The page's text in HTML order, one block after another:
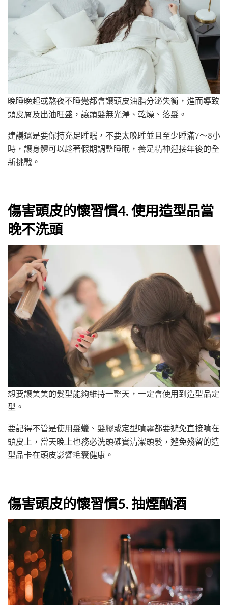
晚睡晚起或熬夜不睡覺都會讓頭皮油脂分泌失衡，進而導致
頭皮屑及出油旺盛，讓頭髮無光澤、乾燥、落髮。
建議還是要保持充足睡眠，不要太晚睡並且至少睡滿7～8小
時，讓身體可以趁著假期調整睡眠，養足精神迎接年後的全
新挑戰。
傷害頭皮的懷習慣4. 使用造型品當
晚不洗頭
想要讓美美的髮型能夠維持一整天，一定會使用到造型品定
型。
要記得不管是使用髮蠟、髮膠或定型噴霧都要避免直接噴在
頭皮上，當天晚上也務必洗頭確實清潔頭髮，避免殘留的造
型品卡在頭皮影響毛囊健康。
傷害頭皮的懷習慣5. 抽煙酗酒